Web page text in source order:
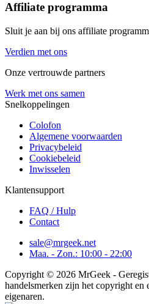
Affiliate programma
Sluit je aan bij ons affiliate
Verdien met ons
Onze vertrouwde partners
Werk met ons samen
Snelkoppelingen
Colofon
Algemene voorwaarden
Privacybeleid
Cookiebeleid
Inwisselen
Klantensupport
FAQ / Hulp
Contact
sale@mrgeek.net
Maa. - Zon.: 10:00 - 22:00
Copyright © 2026 MrGeek -
handelsmerken zijn het copyright en
eigenaren.